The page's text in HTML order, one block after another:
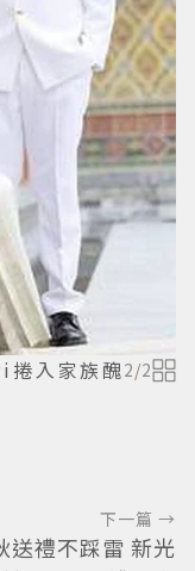
入家族醜2/2
下一篇 →
送禮不踩雷 新光